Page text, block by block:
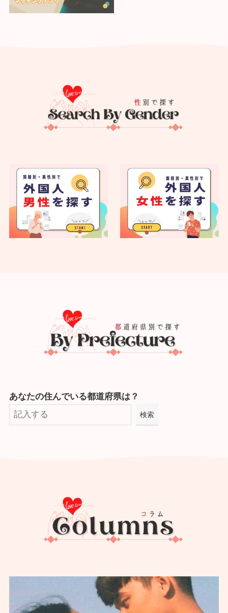
あなたの住んでいる都道府県は？
検索